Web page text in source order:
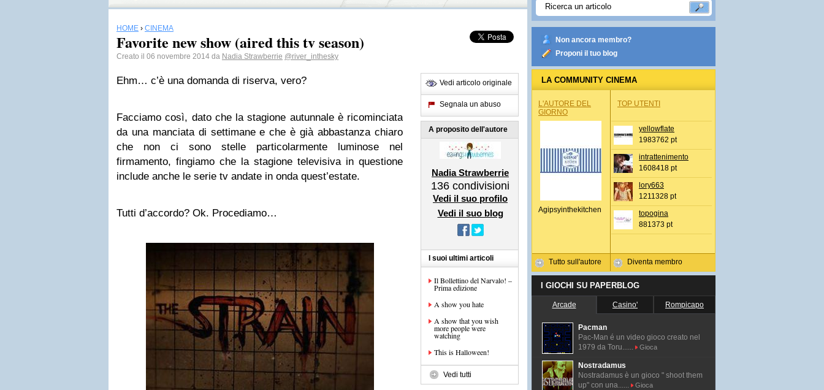
HOME › CINEMA
Favorite new show (aired this tv season)
Creato il 06 novembre 2014 da Nadia Strawberrie @river_inthesky
Ehm… c’è una domanda di riserva, vero?
Facciamo così, dato che la stagione autunnale è ricominciata
da una manciata di settimane e che è già abbastanza chiaro
che non ci sono stelle particolarmente luminose nel
firmamento, fingiamo che la stagione televisiva in questione
include anche le serie tv andate in onda quest’estate.
Tutti d’accordo? Ok. Procediamo…
Vedi articolo originale
Segnala un abuso
A proposito dell'autore
Nadia Strawberrie
136 condivisioni
Vedi il suo profilo
Vedi il suo blog
I suoi ultimi articoli
Il Bollettino del Narvalo! –
Prima edizione
A show you hate
A show that you wish
more people were
watching
This is Halloween!
Vedi tutti
Non ancora membro?
Proponi il tuo blog
LA COMMUNITY CINEMA
L'AUTORE DEL
GIORNO
Agipsyinthekitchen
Tutto sull'autore
TOP UTENTI
yellowflate
1983762 pt
intrattenimento
1608418 pt
lory663
1211328 pt
topogina
881373 pt
Diventa membro
I GIOCHI SU PAPERBLOG
Arcade Casino' Rompicapo
Pacman
Pac-Man é un video gioco creato nel
1979 da Toru......
Gioca
Nostradamus
Nostradamus è un gioco " shoot them
up" con una......
Gioca